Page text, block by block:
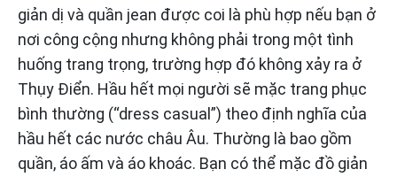
giản dị và quần jean được coi là phù hợp nếu bạn ở
nơi công cộng nhưng không phải trong một tình
huống trang trọng, trường hợp đó không xảy ra ở
Thụy Điển. Hầu hết mọi người sẽ mặc trang phục
bình thường (“dress casual”) theo định nghĩa của
hầu hết các nước châu Âu. Thường là bao gồm
quần, áo ấm và áo khoác. Bạn có thể mặc đồ giản